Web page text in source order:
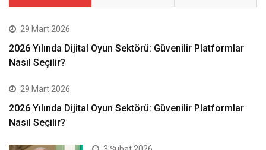
29 Mart 2026
2026 Yılında Dijital Oyun Sektörü: Güvenilir Platformlar
Nasıl Seçilir?
29 Mart 2026
2026 Yılında Dijital Oyun Sektörü: Güvenilir Platformlar
Nasıl Seçilir?